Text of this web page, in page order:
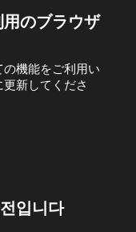
のブラウザ
機能をご利用い
新してくださ
입니다